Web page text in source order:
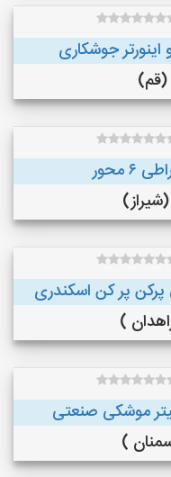
جوشکاری
پر کن اسکندری
موشکی صنعتی